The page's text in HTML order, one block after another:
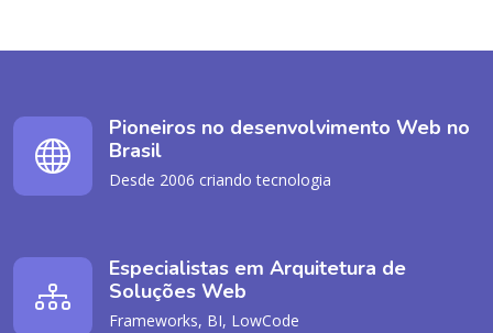
Pioneiros no desenvolvimento Web no
Brasil
Desde 2006 criando tecnologia
Especialistas em Arquitetura de
Soluções Web
Frameworks, BI, LowCode